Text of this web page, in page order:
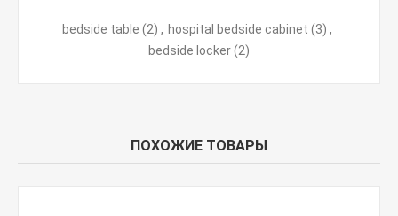
bedside table (2) , hospital bedside cabinet (3) ,
bedside locker(2)
ПОХОЖИЕ ТОВАРЫ